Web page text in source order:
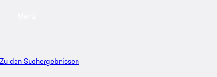
Zu den Suchergebnissen